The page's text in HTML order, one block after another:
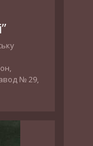
№ 29,